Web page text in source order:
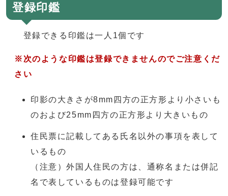
登録印鑑
登録できる印鑑は一人1個です
※次のような印鑑は登録できませんのでご注意くだ
さい
印影の大きさが8mm四方の正方形より小さいも
のおよび25mm四方の正方形より大きいもの
住民票に記載してある氏名以外の事項を表して
いるもの
（注意）外国人住民の方は、通称名または併記
名で表しているものは登録可能です